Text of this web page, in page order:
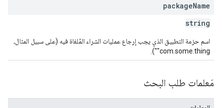
packageName
string
اسم حزمة التطبيق الذي يجب إرجاع عمليات الشراء المُلغاة فيه (على سبيل المثال،
‎"com.some.thing").
مَعلمات طلب البحث